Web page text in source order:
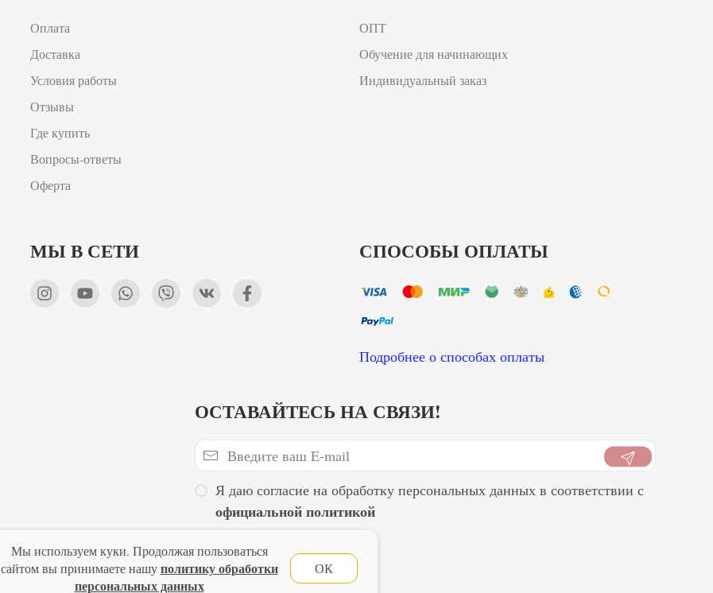
Оплата
Доставка
Условия работы
Отзывы
Где купить
Вопросы-ответы
Оферта
ОПТ
Обучение для начинающих
Индивидуальный заказ
МЫ В СЕТИ СПОСОБЫ ОПЛАТЫ
Подробнее о способах оплаты
ОСТАВАЙТЕСЬ НА СВЯЗИ!
Я даю согласие на обработку персональных данных в соответствии с
официальной политикой
Главная Политика конфиденциальности Оферта Новости
Lubimova.com. Все права защищены.
Мы используем куки. Продолжая пользоваться
сайтом вы принимаете нашуполитику обработки
персональных данных
ОК